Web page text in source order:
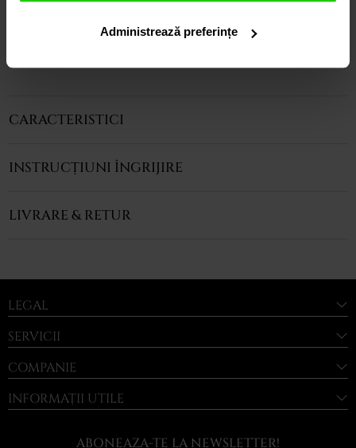
Administrează preferințe
regasi atat in colectia prezentata pe site cat si
CARACTERISTICI
INSTRUCȚIUNI ÎNGRIJIRE
LIVRARE & RETUR
LEGAL
SERVICII
COMPANIE
INFORMAȚII UTILE
ABONEAZA-TE LA NEWSLETTER!